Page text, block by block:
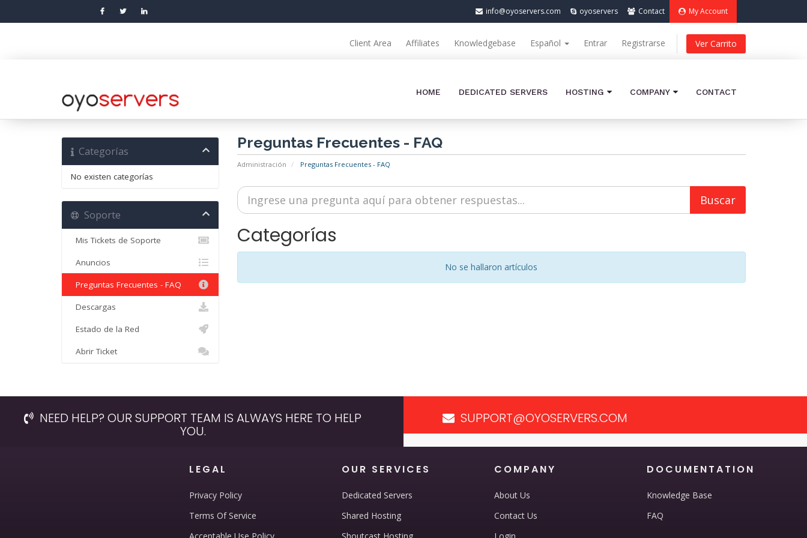
My Account
Contact
oyoservers
info@oyoservers.com
Client Area Affiliates Knowledgebase Español Entrar Registrarse Ver Carrito
HOME DEDICATED SERVERS HOSTING COMPANY CONTACT
Preguntas Frecuentes - FAQ
Administración Preguntas Frecuentes - FAQ
Categorías
No existen categorías
Categorías
No se hallaron artículos
Soporte
Mis Tickets de Soporte
Anuncios
Preguntas Frecuentes - FAQ
Descargas
Estado de la Red
Abrir Ticket
NEED HELP? OUR SUPPORT TEAM IS ALWAYS HERE TO HELP
YOU.
SUPPORT@OYOSERVERS.COM
LEGAL
Privacy Policy
Terms Of Service
OUR SERVICES
Dedicated Servers
Shared Hosting
COMPANY
About Us
Contact Us
DOCUMENTATION
Knowledge Base
FAQ